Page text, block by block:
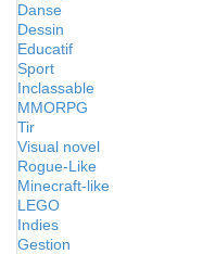
Danse
Dessin
Educatif
Sport
Inclassable
MMORPG
Tir
Visual novel
Rogue-Like
Minecraft-like
LEGO
Indies
Gestion